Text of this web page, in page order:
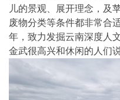
儿的景观、展开理念，及
废物分类等条件都非常合
年，致力发掘云南深度人
金武很高兴和休闲的人们